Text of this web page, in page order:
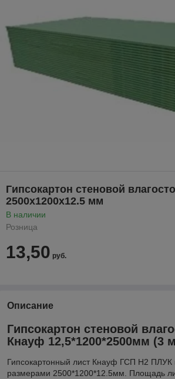
Гипсокартон стеновой
2500х1200х12.5 мм
В наличии
Розница
13,50 руб.
Описание
Гипсокартон стеновой
Кнауф 12,5*1200*2500мм (3
Гипсокартонный лист Кнауф ГСП Н2 ПЛУК
размерами 2500*1200*12.5мм. Площадь